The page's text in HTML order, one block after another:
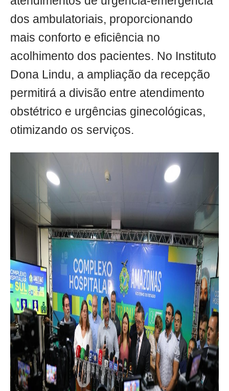
dos ambulatoriais, proporcionando
mais conforto e eficiência no
acolhimento dos pacientes. No Instituto
Dona Lindu, a ampliação da recepção
permitirá a divisão entre atendimento
obstétrico e urgências ginecológicas,
otimizando os serviços.